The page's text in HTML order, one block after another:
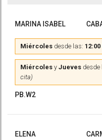
MARINA ISABEL
Miércoles desde las: 12:00
Miércoles y Jueves desde
cita)
PB.W2
ELENA